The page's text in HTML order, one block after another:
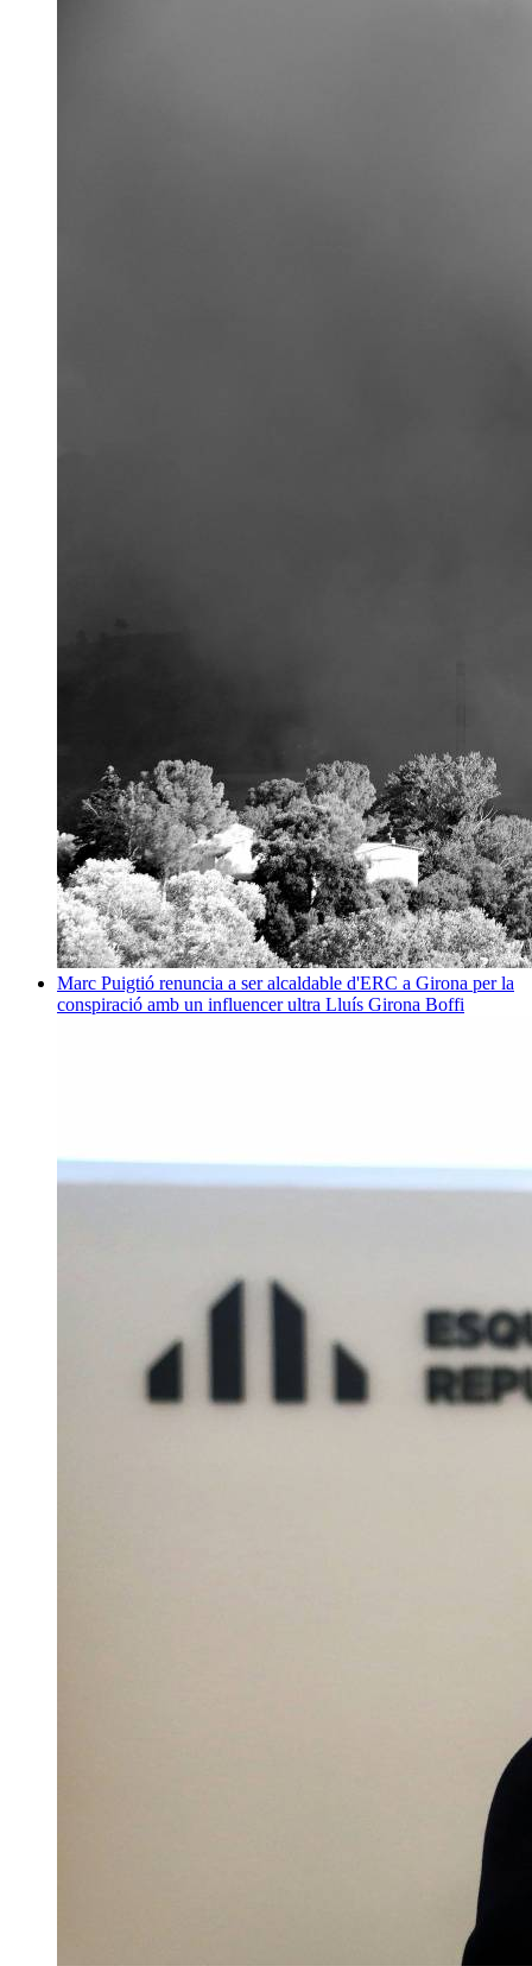
Marc Puigtió renuncia a ser alcaldable d'ERC a Girona per la
conspiració amb un influencer ultra Lluís Girona Boffi